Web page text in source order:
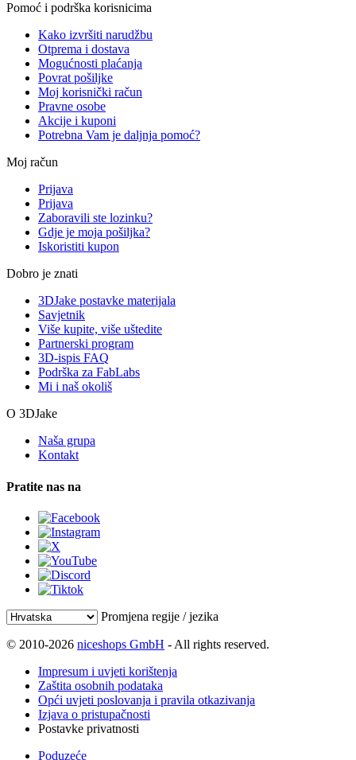
Pomoć i podrška korisnicima
Kako izvršiti narudžbu
Otprema i dostava
Mogućnosti plaćanja
Povrat pošiljke
Moj korisnički račun
Pravne osobe
Akcije i kuponi
Potrebna Vam je daljnja pomoć?
Moj račun
Prijava
Prijava
Zaboravili ste lozinku?
Gdje je moja pošiljka?
Iskoristiti kupon
Dobro je znati
3DJake postavke materijala
Savjetnik
Više kupite, više uštedite
Partnerski program
3D-ispis FAQ
Podrška za FabLabs
Mi i naš okoliš
O 3DJake
Naša grupa
Kontakt
Pratite nas na
Promjena regije / jezika
© 2010-2026 niceshops GmbH - All rights reserved.
Impresum i uvjeti korištenja
Zaštita osobnih podataka
Opći uvjeti poslovanja i pravila otkazivanja
Izjava o pristupačnosti
Postavke privatnosti
Poduzeće